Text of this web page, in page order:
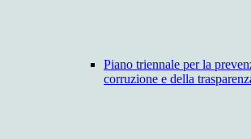
Piano triennale per la
corruzione e della